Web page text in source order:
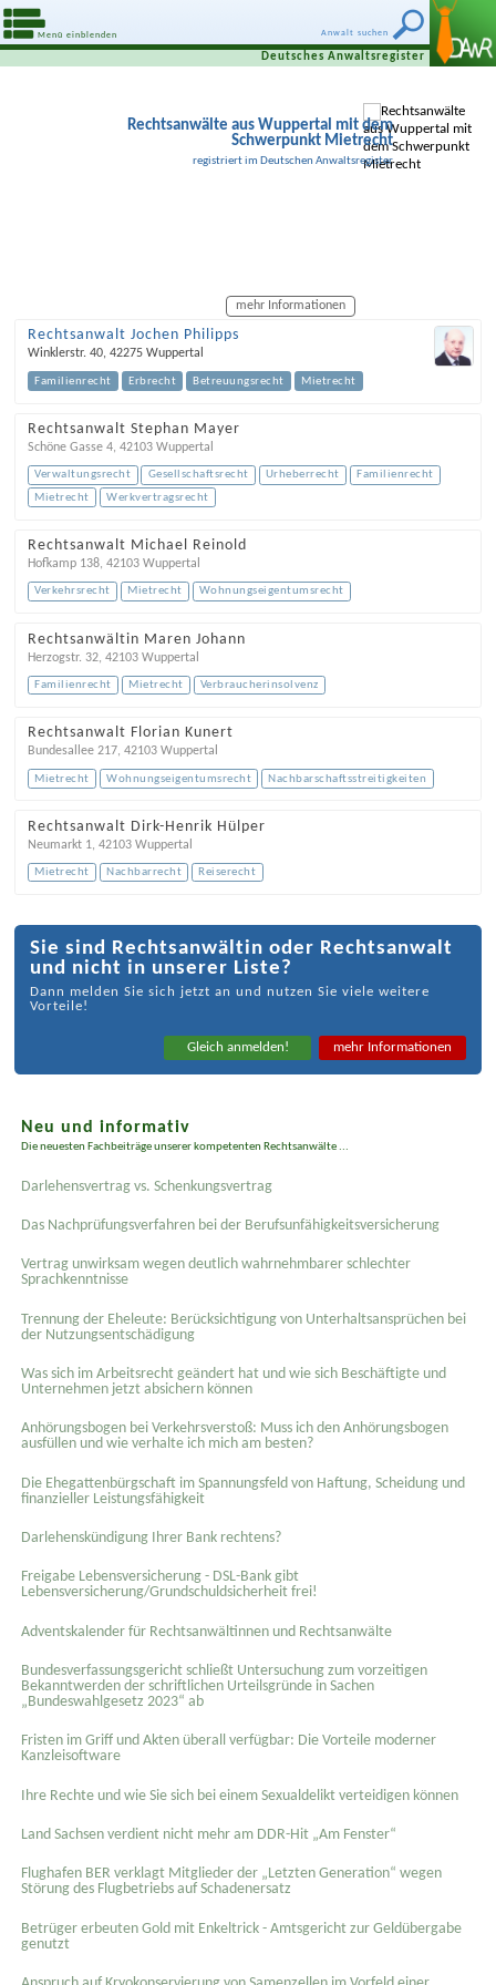
Anwalt suchen
Menü einblenden
Deutsches Anwaltsregister
Rechtsanwälte aus Wuppertal mit dem
Schwerpunkt Mietrecht
registriert im Deutschen Anwaltsregister
mehr Informationen
Rechtsanwalt Jochen Philipps
Winklerstr. 40, 42275 Wuppertal
Familienrecht Erbrecht Betreuungsrecht Mietrecht
Rechtsanwalt Stephan Mayer
Schöne Gasse 4, 42103 Wuppertal
Verwaltungsrecht Gesellschaftsrecht Urheberrecht
Familienrecht
Mietrecht
Werkvertragsrecht
Rechtsanwalt Michael Reinold
Hofkamp 138, 42103 Wuppertal
Verkehrsrecht Mietrecht Wohnungseigentumsrecht
Rechtsanwältin Maren Johann
Herzogstr. 32, 42103 Wuppertal
Familienrecht Mietrecht Verbraucherinsolvenz
Rechtsanwalt Florian Kunert
Bundesallee 217, 42103 Wuppertal
Mietrecht Wohnungseigentumsrecht Nachbarschaftsstreitigkeiten
Rechtsanwalt Dirk-Henrik Hülper
Neumarkt 1, 42103 Wuppertal
Mietrecht Nachbarrecht Reiserecht
Sie sind Rechtsanwältin oder Rechtsanwalt
und nicht in unserer Liste?
Dann melden Sie sich jetzt an und nutzen Sie viele weitere
Vorteile!
Gleich anmelden! mehr Informationen
Neu und informativ
Die neuesten Fachbeiträge unserer kompetenten Rechtsanwälte ...
Darlehensvertrag vs. Schenkungsvertrag
Das Nachprüfungsverfahren bei der Berufsunfähigkeitsversicherung
Vertrag unwirksam wegen deutlich wahrnehmbarer schlechter
Sprachkenntnisse
Trennung der Eheleute: Berücksichtigung von Unterhaltsansprüchen bei
der Nutzungsentschädigung
Was sich im Arbeitsrecht geändert hat und wie sich Beschäftigte und
Unternehmen jetzt absichern können
Anhörungsbogen bei Verkehrsverstoß: Muss ich den Anhörungsbogen
ausfüllen und wie verhalte ich mich am besten?
Die Ehegattenbürgschaft im Spannungsfeld von Haftung, Scheidung und
finanzieller Leistungsfähigkeit
Darlehenskündigung Ihrer Bank rechtens?
Freigabe Lebensversicherung - DSL-Bank gibt
Lebensversicherung/Grundschuldsicherheit frei!
Adventskalender für Rechtsanwältinnen und Rechtsanwälte
Bundesverfassungsgericht schließt Untersuchung zum vorzeitigen
Bekanntwerden der schriftlichen Urteilsgründe in Sachen
„Bundeswahlgesetz 2023“ ab
Fristen im Griff und Akten überall verfügbar: Die Vorteile moderner
Kanzleisoftware
Ihre Rechte und wie Sie sich bei einem Sexual­delikt verteidigen können
Land Sachsen verdient nicht mehr am DDR-Hit „Am Fenster“
Flughafen BER verklagt Mitglieder der „Letzten Generation“ wegen
Störung des Flugbetriebs auf Schadenersatz
Betrüger erbeuten Gold mit Enkeltrick - Amtsgericht zur Geldübergabe
genutzt